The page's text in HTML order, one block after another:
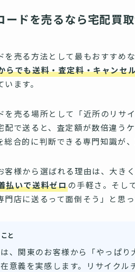
ードを売るなら宅配買
を売る方法として最もおすす
らでも送料・査定料・キャンセ
ます。
を売る場所として「近所のリサ
配で送ると、査定額が数倍違う
総合的に判断できる専門知識が
客様から選ばれる理由は、大き
払いで送料ゼロの手軽さ。そし
門店に送るって面倒そう」と思
と
、関東のお客様から「やっぱり
意義を実感します。リサイク